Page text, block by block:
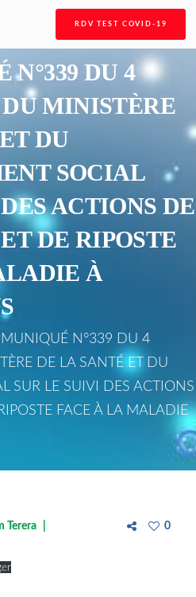
RDV TEST COVID-19
N°339 DU 4
MINISTÈRE
DU
SOCIAL
ACTIONS DE
DE RIPOSTE
À
N°339 DU 4
DE LA SANTÉ ET DU
SUR LE SUIVI DES ACTIONS
FACE À LA MALADIE
Terera
0